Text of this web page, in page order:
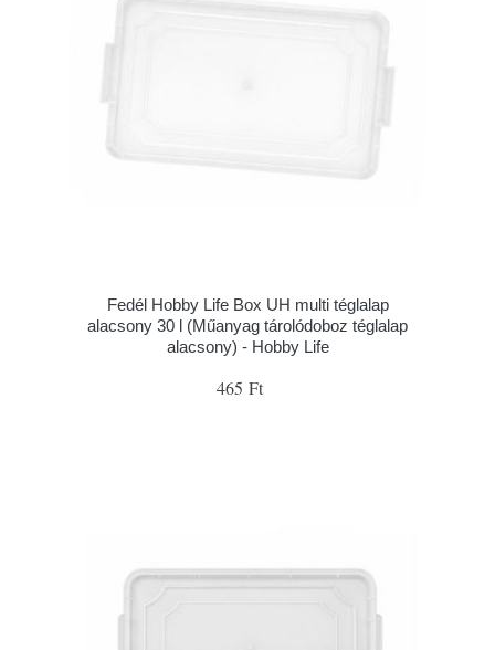
Fedél Hobby Life Box UH multi téglalap
alacsony 30 l (Műanyag tárolódoboz téglalap
alacsony) - Hobby Life
465 Ft